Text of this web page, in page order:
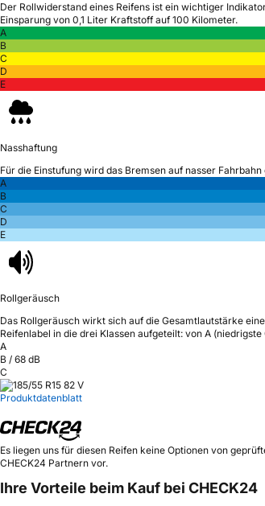
Der Rollwiderstand eines Reifens ist ein wichtiger
Einsparung von 0,1 Liter Kraftstoff auf 100 Kilometer.
A
B
C
D
E
Nasshaftung
Für die Einstufung wird das Bremsen auf nasser Fahrbahn
A
B
C
D
E
Rollgeräusch
Das Rollgeräusch wirkt sich auf die Gesamtlautstärke
Reifenlabel in die drei Klassen aufgeteilt: von A
A
B / 68 dB
C
Produktdatenblatt
Es liegen uns für diesen Reifen keine Optionen von
CHECK24 Partnern vor.
Ihre Vorteile beim Kauf bei CHECK24